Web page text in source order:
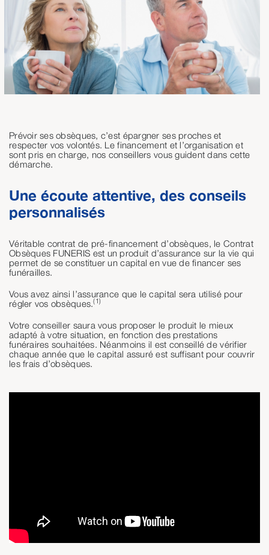
Prévoir ses obsèques, c’est épargner ses proches et
respecter vos volontés. Le financement et l’organisation et
sont pris en charge, nos conseillers vous guident dans cette
démarche.
Une écoute attentive, des conseils
personnalisés
Véritable contrat de pré-financement d’obsèques, le Contrat
Obsèques FUNERIS est un produit d’assurance sur la vie qui
permet de se constituer un capital en vue de financer ses
funérailles.
Vous avez ainsi l’assurance que le capital sera utilisé pour
régler vos obsèques.(1)
Votre conseiller saura vous proposer le produit le mieux
adapté à votre situation, en fonction des prestations
funéraires souhaitées. Néanmoins il est conseillé de vérifier
chaque année que le capital assuré est suffisant pour couvrir
les frais d’obsèques.